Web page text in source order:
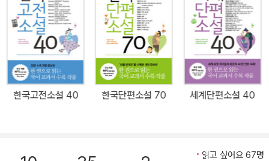
서 문학은 이제 교양을 넘어서 필수 과목이 되었다. 이 책에는 살아가
는 동안 꼭 읽어야 할 한국 단편 소설들이 수록되어 있으므로 청소년
은 물론 성인도 필독 작품 목록으로 삼을 수 있을 것이다. 『한국단편
소설 40』에 이어 30편을 추가한 『한국단편소설 70』은 더욱 완벽한
한국 단편 소설 목록을 구성할 것이다. 리베르의 ‘중고생이 꼭 읽어야
할 문학 필독서 시리즈’를 통해 한국고전소설·세계단편소설·한국대표
준거로 삼았다. - 문학 교과서에 비중 있게 다뤄진 작품들을 우선순위
한국고전소설 40 한국단편소설 70 세계단편소설 40
읽고 싶어요 67명